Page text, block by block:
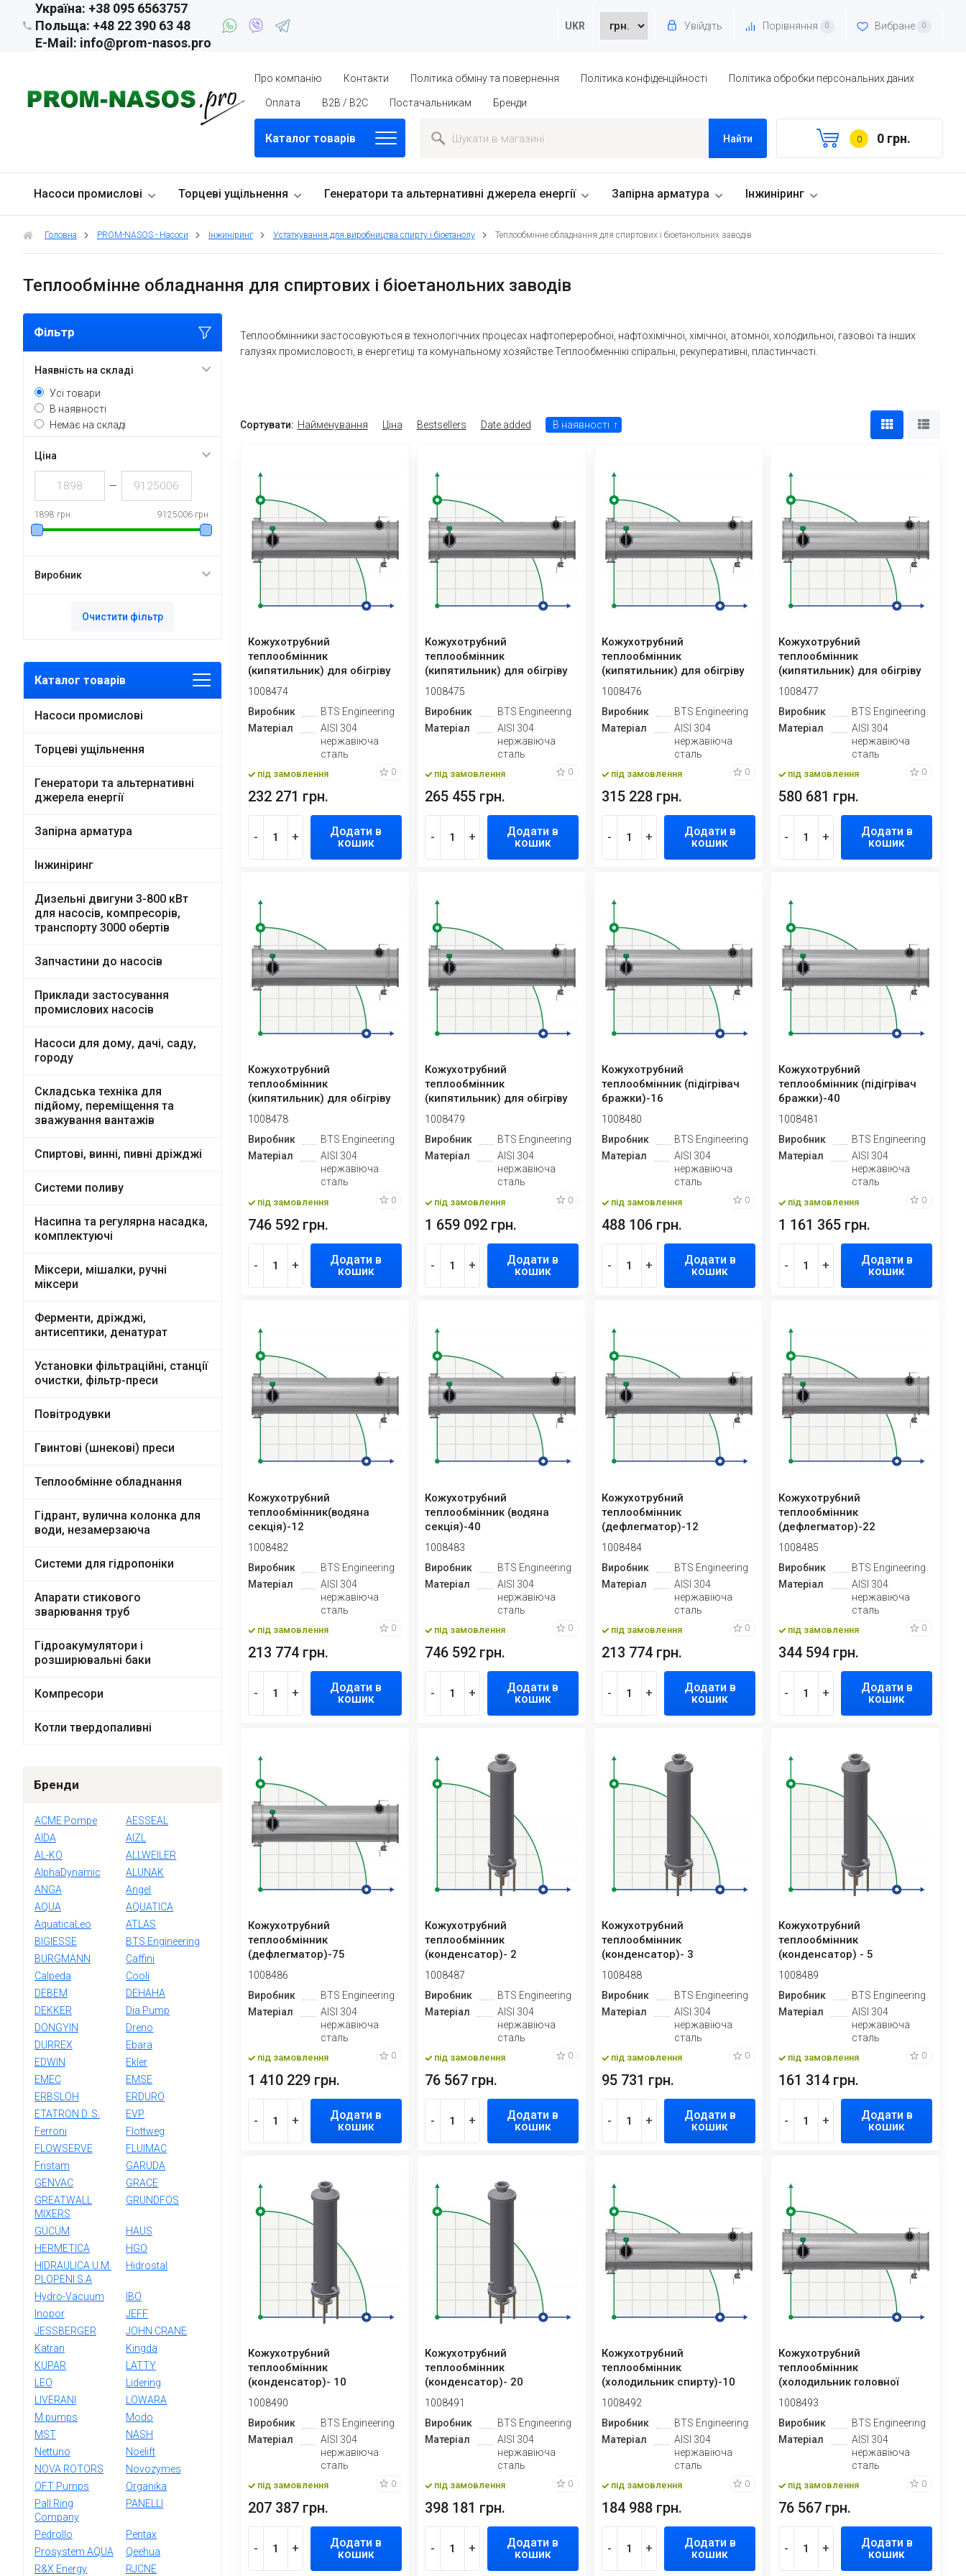
Україна: +38 095 6563757
Польща: +48 22 390 63 48
E-Mail: info@prom-nasos.pro
UKR Увійдіть Порівняння 0 Вибране 0
Про компанію Контакти Політика обміну та повернення Політика конфіденційності Політика обробки персональних даних
Оплата B2B / B2C Постачальникам Бренди
Каталог товарів Найти 0 0 грн.
Насоси промислові Торцеві ущільнення Генератори та альтернативні джерела енергії Запірна арматура Інжиніринг
Головна PROM-NASOS - Насоси Інжиніринг Устаткування для виробництва спирту і біоетанолу Теплообмінне обладнання для спиртових і біоетанольних заводів
Теплообмінне обладнання для спиртових і біоетанольних заводів
Фільтр
Наявність на складі
Усі товари
В наявності
Немає на складі
Ціна
—
1898 грн. 9125006 грн.
Виробник
Очистити фільтр
Каталог товарів
Насоси промислові
Торцеві ущільнення
Генератори та альтернативні
джерела енергії
Запірна арматура
Інжиніринг
Дизельні двигуни 3-800 кВт
для насосів, компресорів,
транспорту 3000 обертів
Запчастини до насосів
Приклади застосування
промислових насосів
Насоси для дому, дачі, саду,
городу
Складська техніка для
підйому, переміщення та
зважування вантажів
Спиртові, винні, пивні дріжджі
Системи поливу
Насипна та регулярна насадка,
комплектуючі
Міксери, мішалки, ручні
міксери
Ферменти, дріжджі,
антисептики, денатурат
Установки фільтраційні, станції
очистки, фільтр-преси
Повітродувки
Гвинтові (шнекові) преси
Теплообмінне обладнання
Гідрант, вулична колонка для
води, незамерзаюча
Системи для гідропоніки
Апарати стикового
зварювання труб
Гідроакумулятори і
розширювальні баки
Компресори
Котли твердопаливні
Бренди
ACME Pompe
AESSEAL
AIDA
AIZL
AL-KO
ALLWEILER
AlphaDynamic
ALUNAK
ANGA
Angel
AQUA
AQUATICA
AquaticaLeo
ATLAS
BIGIESSE
BTS Engineering
BURGMANN
Caffini
Calpeda
Cooli
DEBEM
DEHAHA
DEKKER
Dia Pump
DONGYIN
Dreno
DURREX
Ebara
EDWIN
Ekler
EMEC
EMSE
ERBSLÖH
ERDURO
ETATRON D. S.
EVP
Ferroni
Flottweg
FLOWSERVE
FLUIMAC
Fristam
GARUDA
GENVAC
GRACE
GREATWALL
MIXERS
GRUNDFOS
GÜCÜM
HAUS
HERMETICA
HGO
HIDRAULICA U.M.
PLOPENI S.A
Hidrostal
Hydro-Vacuum
IBO
Inopor
JEFF
JESSBERGER
JOHN CRANE
Katran
Kingda
KUPAR
LATTY
LEO
Lidering
LIVERANI
LOWARA
M pumps
Modo
MST
NASH
Nettuno
Noelift
NOVA ROTORS
Novozymes
OFT Pumps
Organika
Pall Ring
Company
PANELLI
Pedrollo
Pentax
Prosystem AQUA
Qeehua
R&X Energy
RJCNE
Теплообмінники застосовуються в технологічних процесах нафтопереробної, нафтохімічної, хімічної, атомної, холодильної, газової та інших
галузях промисловості, в енергетиці та комунальному хозяйстве.Теплообменнікі спіральні, рекуперативні, пластинчасті.
Сортувати: Найменування Ціна Bestsellers Date added В наявності ↑
Кожухотрубний
теплообмінник
(кипятильник) для обігріву
колон-10
1008474
Виробник
BTS Engineering
Матеріал
AISI 304
нержавіюча
сталь
під замовлення 0
232 271 грн.
- +
Додати в
кошик
Кожухотрубний
теплообмінник
(кипятильник) для обігріву
колон-15
1008475
Виробник
BTS Engineering
Матеріал
AISI 304
нержавіюча
сталь
під замовлення 0
265 455 грн.
- +
Додати в
кошик
Кожухотрубний
теплообмінник
(кипятильник) для обігріву
колон-20
1008476
Виробник
BTS Engineering
Матеріал
AISI 304
нержавіюча
сталь
під замовлення 0
315 228 грн.
- +
Додати в
кошик
Кожухотрубний
теплообмінник
(кипятильник) для обігріву
колон-30
1008477
Виробник
BTS Engineering
Матеріал
AISI 304
нержавіюча
сталь
під замовлення 0
580 681 грн.
- +
Додати в
кошик
Кожухотрубний
теплообмінник
(кипятильник) для обігріву
колон-40
1008478
Виробник
BTS Engineering
Матеріал
AISI 304
нержавіюча
сталь
під замовлення 0
746 592 грн.
- +
Додати в
кошик
Кожухотрубний
теплообмінник
(кипятильник) для обігріву
колон-63
1008479
Виробник
BTS Engineering
Матеріал
AISI 304
нержавіюча
сталь
під замовлення 0
1 659 092 грн.
- +
Додати в
кошик
Кожухотрубний
теплообмінник (підігрівач
бражки)-16
1008480
Виробник
BTS Engineering
Матеріал
AISI 304
нержавіюча
сталь
під замовлення 0
488 106 грн.
- +
Додати в
кошик
Кожухотрубний
теплообмінник (підігрівач
бражки)-40
1008481
Виробник
BTS Engineering
Матеріал
AISI 304
нержавіюча
сталь
під замовлення 0
1 161 365 грн.
- +
Додати в
кошик
Кожухотрубний
теплообмінник(водяна
секція)-12
1008482
Виробник
BTS Engineering
Матеріал
AISI 304
нержавіюча
сталь
під замовлення 0
213 774 грн.
- +
Додати в
кошик
Кожухотрубний
теплообмінник (водяна
секція)-40
1008483
Виробник
BTS Engineering
Матеріал
AISI 304
нержавіюча
сталь
під замовлення 0
746 592 грн.
- +
Додати в
кошик
Кожухотрубний
теплообмінник
(дефлегматор)-12
1008484
Виробник
BTS Engineering
Матеріал
AISI 304
нержавіюча
сталь
під замовлення 0
213 774 грн.
- +
Додати в
кошик
Кожухотрубний
теплообмінник
(дефлегматор)-22
1008485
Виробник
BTS Engineering
Матеріал
AISI 304
нержавіюча
сталь
під замовлення 0
344 594 грн.
- +
Додати в
кошик
Кожухотрубний
теплообмінник
(дефлегматор)-75
1008486
Виробник
BTS Engineering
Матеріал
AISI 304
нержавіюча
сталь
під замовлення 0
1 410 229 грн.
- +
Додати в
кошик
Кожухотрубний
теплообмінник
(конденсатор)- 2
1008487
Виробник
BTS Engineering
Матеріал
AISI 304
нержавіюча
сталь
під замовлення 0
76 567 грн.
- +
Додати в
кошик
Кожухотрубний
теплообмінник
(конденсатор)- 3
1008488
Виробник
BTS Engineering
Матеріал
AISI 304
нержавіюча
сталь
під замовлення 0
95 731 грн.
- +
Додати в
кошик
Кожухотрубний
теплообмінник
(конденсатор) - 5
1008489
Виробник
BTS Engineering
Матеріал
AISI 304
нержавіюча
сталь
під замовлення 0
161 314 грн.
- +
Додати в
кошик
Кожухотрубний
теплообмінник
(конденсатор)- 10
1008490
Виробник
BTS Engineering
Матеріал
AISI 304
нержавіюча
сталь
під замовлення 0
207 387 грн.
- +
Додати в
кошик
Кожухотрубний
теплообмінник
(конденсатор)- 20
1008491
Виробник
BTS Engineering
Матеріал
AISI 304
нержавіюча
сталь
під замовлення 0
398 181 грн.
- +
Додати в
кошик
Кожухотрубний
теплообмінник
(холодильник спирту)-10
1008492
Виробник
BTS Engineering
Матеріал
AISI 304
нержавіюча
сталь
під замовлення 0
184 988 грн.
- +
Додати в
кошик
Кожухотрубний
теплообмінник
(холодильник головної
фракції етилового спирту)-2
1008493
Виробник
BTS Engineering
Матеріал
AISI 304
нержавіюча
сталь
під замовлення 0
76 567 грн.
- +
Додати в
кошик